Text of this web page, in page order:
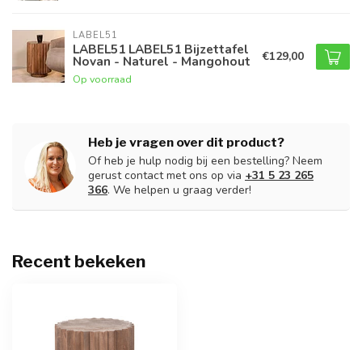
LABEL51
LABEL51 LABEL51 Bijzettafel
Novan - Naturel - Mangohout
Op voorraad
€129,00
Heb je vragen over dit product?
Of heb je hulp nodig bij een bestelling? Neem
gerust contact met ons op via +31 5 23 265
366. We helpen u graag verder!
Recent bekeken